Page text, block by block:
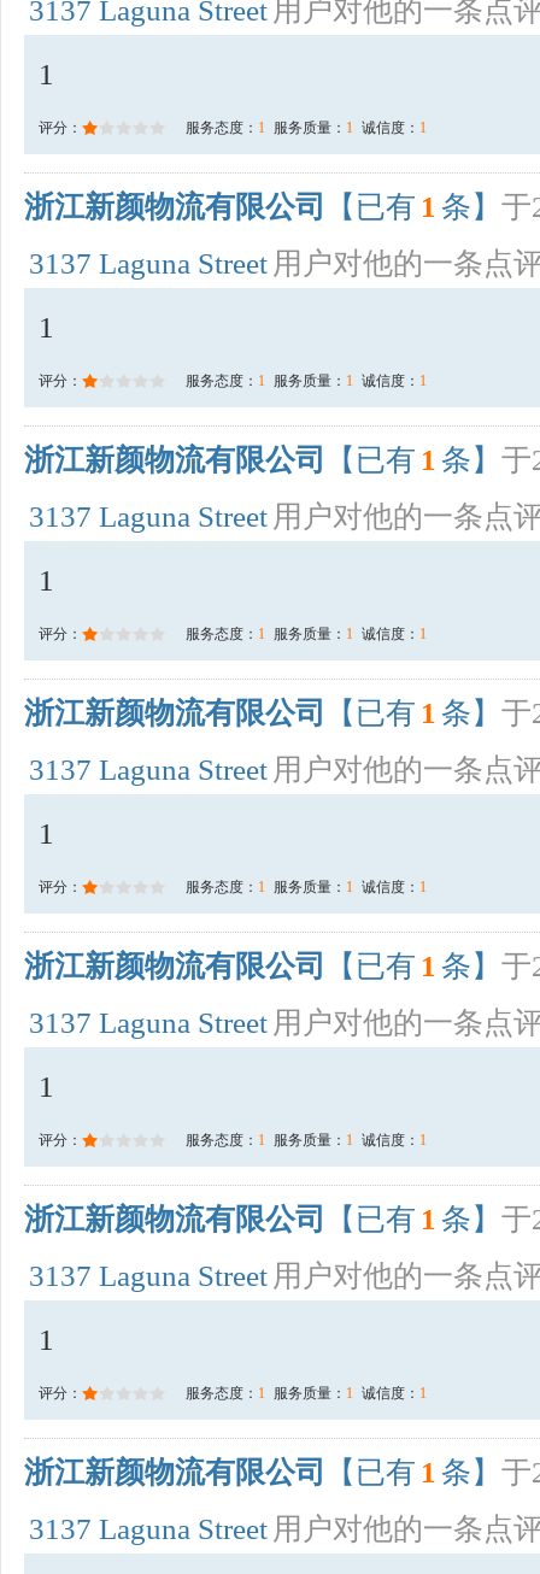
3137 Laguna Street 用户对他的一条点
1
评分： 服务态度： 1 服务质量： 1 诚信度： 1
浙江新颜物流有限公司 【已有 1 条】 于
3137 Laguna Street 用户对他的一条点
1
评分： 服务态度： 1 服务质量： 1 诚信度： 1
浙江新颜物流有限公司 【已有 1 条】 于
3137 Laguna Street 用户对他的一条点
1
评分： 服务态度： 1 服务质量： 1 诚信度： 1
浙江新颜物流有限公司 【已有 1 条】 于
3137 Laguna Street 用户对他的一条点
1
评分： 服务态度： 1 服务质量： 1 诚信度： 1
浙江新颜物流有限公司 【已有 1 条】 于
3137 Laguna Street 用户对他的一条点
1
评分： 服务态度： 1 服务质量： 1 诚信度： 1
浙江新颜物流有限公司 【已有 1 条】 于
3137 Laguna Street 用户对他的一条点
1
评分： 服务态度： 1 服务质量： 1 诚信度： 1
浙江新颜物流有限公司 【已有 1 条】 于
3137 Laguna Street 用户对他的一条点